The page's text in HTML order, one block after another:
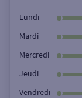
Lundi
Mardi
Mercredi
Jeudi
Vendredi